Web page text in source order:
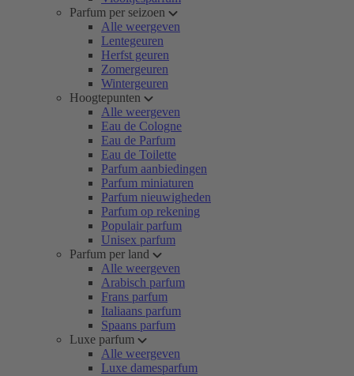
Parfum per seizoen
Alle weergeven
Lentegeuren
Herfst geuren
Zomergeuren
Wintergeuren
Hoogtepunten
Alle weergeven
Eau de Cologne
Eau de Parfum
Eau de Toilette
Parfum aanbiedingen
Parfum miniaturen
Parfum nieuwigheden
Parfum op rekening
Populair parfum
Unisex parfum
Parfum per land
Alle weergeven
Arabisch parfum
Frans parfum
Italiaans parfum
Spaans parfum
Luxe parfum
Alle weergeven
Luxe damesparfum